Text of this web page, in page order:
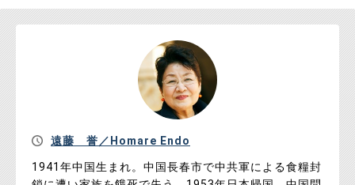
遠藤 誉／Homare Endo
1941年中国生まれ。中国長春市で中共軍による食糧封